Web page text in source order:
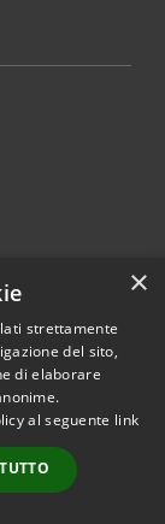
2026 • Comune di
•
Accesso
×
strettamente
del sito,
di elaborare
al seguente link